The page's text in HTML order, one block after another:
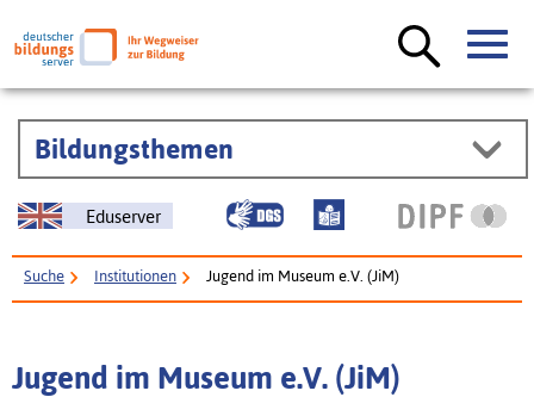
Bildungsthemen
Eduserver
Suche Institutionen Jugend im Museum e.V. (JiM)
Jugend im Museum e.V. (JiM)